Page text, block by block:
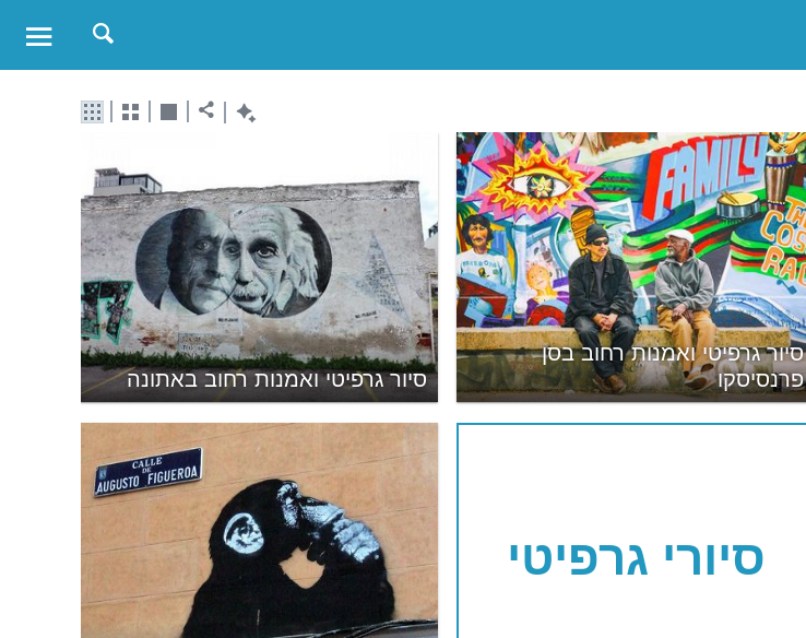
סיור גרפיטי ואמנות רחוב באתונה
סיור גרפיטי ואמנות רחוב בסן
פרנסיסקו
סיורי גרפיטי